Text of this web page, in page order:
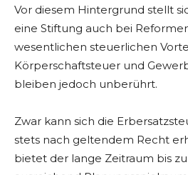
Vor diesem Hintergrund stellt
eine Stiftung auch bei
wesentlichen steuerlichen
Körperschaftsteuer und
bleiben jedoch unberührt.
Zwar kann sich die
stets nach geltendem Recht
bietet der lange Zeitraum bis